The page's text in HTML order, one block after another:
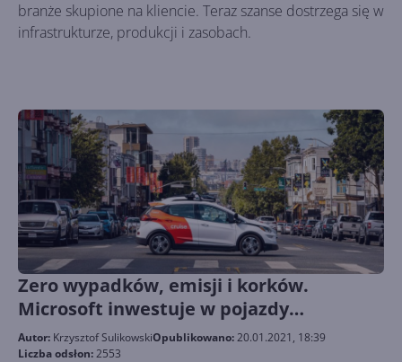
branże skupione na kliencie. Teraz szanse dostrzega się w
infrastrukturze, produkcji i zasobach.
Zero wypadków, emisji i korków.
Microsoft inwestuje w pojazdy
autonomiczne
Autor: Krzysztof SulikowskiOpublikowano:20.01.2021, 18:39
Liczba odsłon:2553